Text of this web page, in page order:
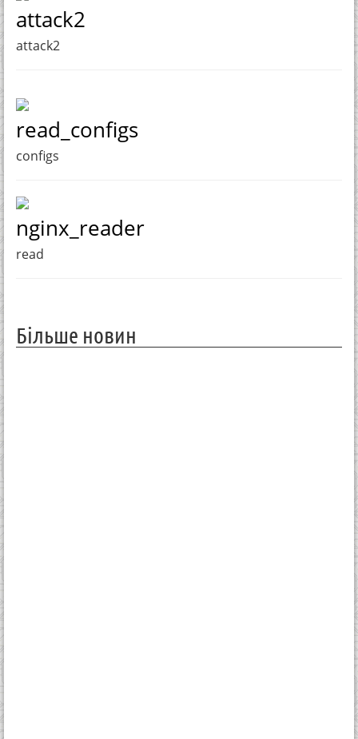
attack2
attack2
read_configs
configs
nginx_reader
read
Більше новин